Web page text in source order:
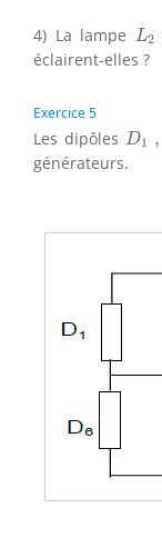
4) La lampe L2
L2
éclairent-elles ?
Exercice 5
Les dipôles D1 ,
D1
générateurs.